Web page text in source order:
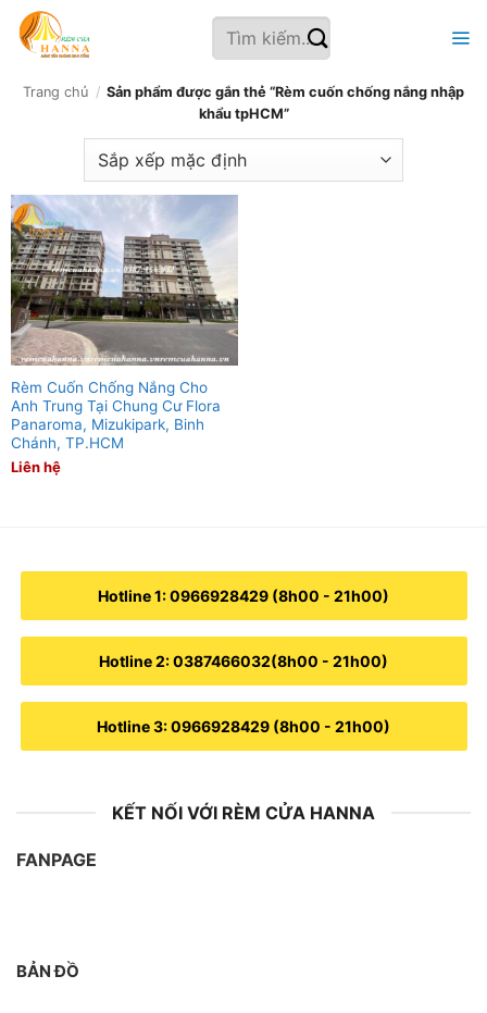
qua
dung
Tìm
kiếm:
Trang chủ / Sản phẩm được gắn thẻ “Rèm cuốn chống nắng nhập
khẩu tpHCM”
Rèm Cuốn Chống Nắng Cho
Anh Trung Tại Chung Cư Flora
Panaroma, Mizukipark, Binh
Chánh, TP.HCM
Liên hệ
Hotline 1: 0966928429 (8h00 - 21h00)
Hotline 2: 0387466032(8h00 - 21h00)
Hotline 3: 0966928429 (8h00 - 21h00)
KẾT NỐI VỚI RÈM CỬA HANNA
FANPAGE
BẢN ĐỒ